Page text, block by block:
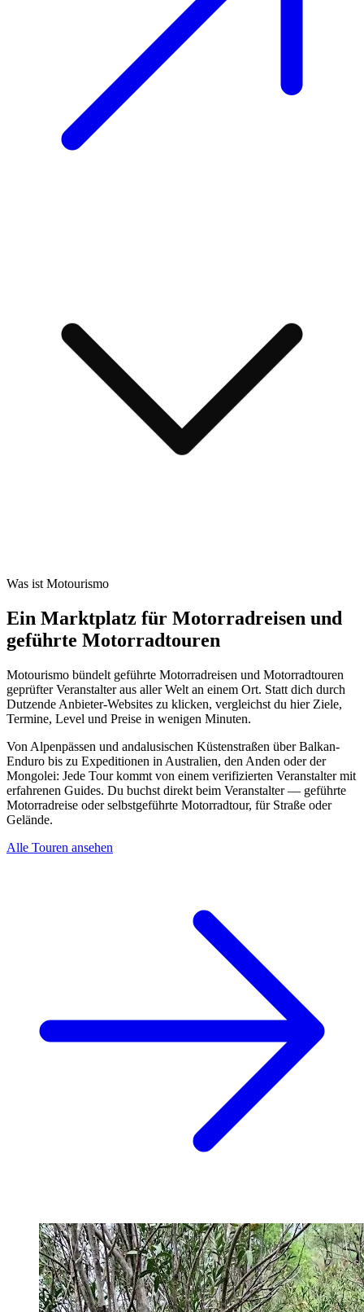
Was ist Motourismo
Ein Marktplatz für Motorradreisen und
geführte Motorradtouren
Motourismo bündelt geführte Motorradreisen und Motorradtouren
geprüfter Veranstalter aus aller Welt an einem Ort. Statt dich durch
Dutzende Anbieter-Websites zu klicken, vergleichst du hier Ziele,
Termine, Level und Preise in wenigen Minuten.
Von Alpenpässen und andalusischen Küstenstraßen über Balkan-
Enduro bis zu Expeditionen in Australien, den Anden oder der
Mongolei: Jede Tour kommt von einem verifizierten Veranstalter mit
erfahrenen Guides. Du buchst direkt beim Veranstalter — geführte
Motorradreise oder selbstgeführte Motorradtour, für Straße oder
Gelände.
Alle Touren ansehen